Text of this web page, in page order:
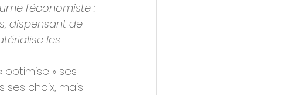
l'économiste :
dispensant de
les
» ses
choix, mais